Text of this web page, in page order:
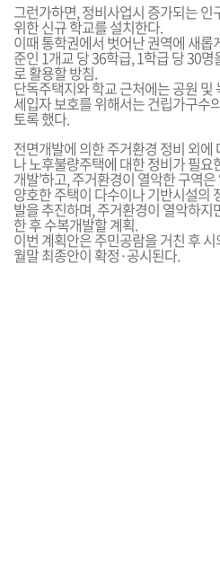
그런가하면, 정비사업시 증가되는
위한 신규 학교를 설치한다.
이때 통학권에서 벗어난 권역에 새
준인 1개교 당 36학급, 1학급 당 30
로 활용할 방침.
단독주택지와 학교 근처에는 공원
세입자 보호를 위해서는 건립가구수
토록 했다.
전면개발에 의한 주거환경 정비 외
나 노후불량주택에 대한 정비가 필요
개발’하고, 주거환경이 열악한 구역은
양호한 주택이 다수이나 기반시설의
발을 추진하며, 주거환경이 열악하
한 후 수복개발할 계획.
이번 계획안은 주민공람을 거친 후
월말 최종안이 확정·공시된다.